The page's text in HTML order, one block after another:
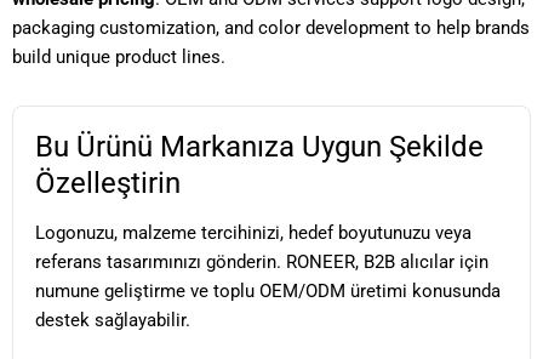
packaging customization, and color development to help brands
build unique product lines.
Bu Ürünü Markanıza Uygun Şekilde
Özelleştirin
Logonuzu, malzeme tercihinizi, hedef boyutunuzu veya
referans tasarımınızı gönderin. RONEER, B2B alıcılar için
numune geliştirme ve toplu OEM/ODM üretimi konusunda
destek sağlayabilir.